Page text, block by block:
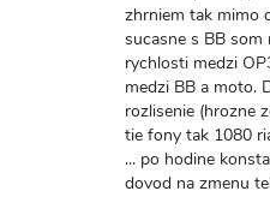
zhrniem tak mimo
sucasne s BB
rychlosti medzi
medzi BB a moto.
rozlisenie (hrozne
tie fony tak 1080
... po hodine
dovod na zmenu